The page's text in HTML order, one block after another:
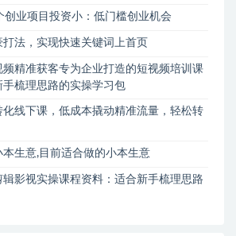
创业项目投资小：低门槛创业机会
法，实现快速关键词上首页
精准获客专为企业打造的短视频培训课
梳理思路的实操学习包
线下课，低成本撬动精准流量，轻松转
本生意,目前适合做的小本生意
辑影视实操课程资料：适合新手梳理思路